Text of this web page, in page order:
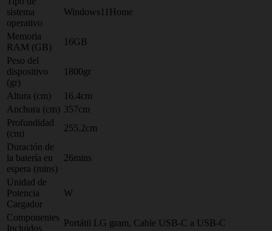
sistema
operativo
Windows11Home
Memoria
RAM (GB)
16GB
Peso del
dispositivo
(gr)
1800gr
Altura (cm)
16.4cm
Anchura (cm) 357cm
Profundidad
(cm)
255.2cm
Duración de
la batería en
espera (mins)
26mins
Unidad de
Potencia
Cargador
W
Componentes
Incluidos
Portátil LG gram, Cable USB-C a USB-C